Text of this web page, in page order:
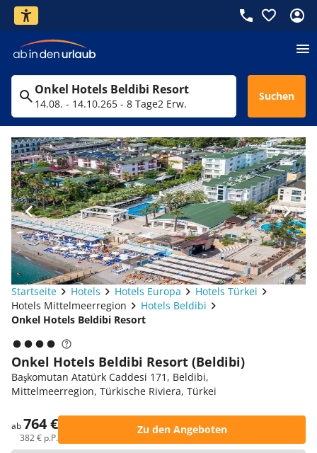
Onkel Hotels Beldibi Resort
14.08. - 14.10.265 - 8 Tage2 Erw.
Suchen
Startseite Hotels Hotels Europa
Hotels Türkei
Hotels Mittelmeerregion
Hotels Beldibi
Onkel Hotels Beldibi Resort
Onkel Hotels Beldibi Resort (Beldibi)
Başkomutan Atatürk Caddesi 171, Beldibi,
Mittelmeerregion, Türkische Riviera, Türkei
ab764 €
382 € p.P.
Zu den Angeboten